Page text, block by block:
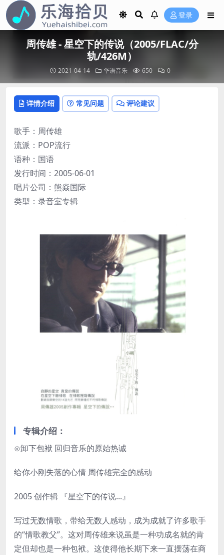
登录
周传雄 - 星空下的传说（2005/FLAC/分
轨/426M）
2021-04-14 华语音乐 650 0
详情介绍 常见问题 评论建议
歌手：周传雄
流派：POP流行
语种：国语
发行时间：2005-06-01
唱片公司：熊焱国际
类型：录音室专辑
专辑介绍：
⊙卸下包袱 回归音乐的原始热诚
给你小刚失落的心情 周传雄完全的感动
2005 创作辑 『星空下的传说...』
写过无数情歌，带给无数人感动，成为成就了许多歌手
的“情歌教父”。这对周传雄来说虽是一种功成名就的肯
定但却也是一种包袱。这使得他长期下来一直摆荡在商